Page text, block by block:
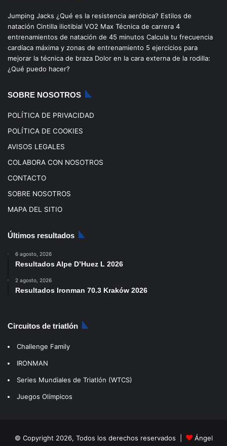
b
o
u
b
a
g
o
k
Jumping Jacks ¿Qué es la resistencia aeróbica? Estilos de
natación Cintilla iliotibial VO2 Max Técnica de carrera 4
entrenamientos de natación de 45 minutos Calcula tu frecuencia
cardíaca máxima y zonas de entrenamiento 5 ejercicios para
mejorar la técnica de braza Dolor en la cara externa de la rodilla:
¿Qué puedo hacer?
SOBRE NOSOTROS
POLÍTICA DE PRIVACIDAD
POLÍTICA DE COOKIES
AVISOS LEGALES
COLABORA CON NOSOTROS
CONTACTO
SOBRE NOSOTROS
MAPA DEL SITIO
Últimos resultados
6 agosto, 2026
Resultados Alpe D’Huez L 2026
2 agosto, 2026
Resultados Ironman 70.3 Kraków 2026
Circuitos de triatlón
Challenge Family
IRONMAN
Series Mundiales de Triatlón (WTCS)
Juegos Olímpicos
© Copyright 2026, Todos los derechos reservados | Ángel